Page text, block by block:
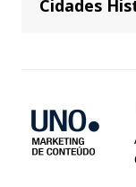
Cidades